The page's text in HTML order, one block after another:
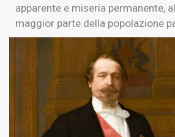
apparente e miseria permanente,
maggior parte della popolazione